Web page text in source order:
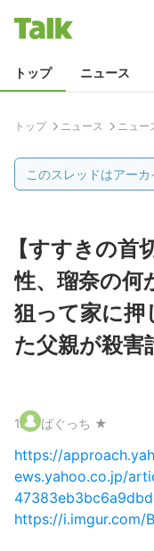
トップ ニュース
トップ ニュース ニュー
このスレッドはアーカ
【すすきの首
性、瑠奈の何
狙って家に
た父親が殺
1. ばぐっち ★
https://
ews.yahoo.co.jp/
https://i.imgur.com/